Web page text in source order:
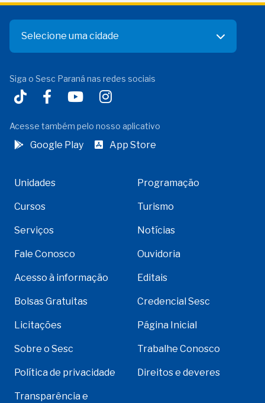
Selecione uma cidade
Siga o Sesc Paraná nas redes sociais
Acesse também pelo nosso aplicativo
Google Play App Store
Unidades Programação
Cursos Turismo
Serviços Notícias
Fale Conosco Ouvidoria
Acesso à informação Editais
Bolsas Gratuitas Credencial Sesc
Licitações Página Inicial
Sobre o Sesc Trabalhe Conosco
Política de privacidade Direitos e deveres
Transparência e